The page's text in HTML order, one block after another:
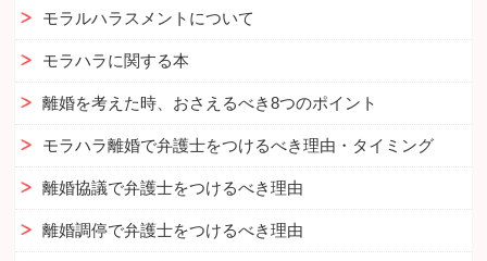
モラルハラスメントについて
モラハラに関する本
離婚を考えた時、おさえるべき8つのポイント
モラハラ離婚で弁護士をつけるべき理由・タイミング
離婚協議で弁護士をつけるべき理由
離婚調停で弁護士をつけるべき理由